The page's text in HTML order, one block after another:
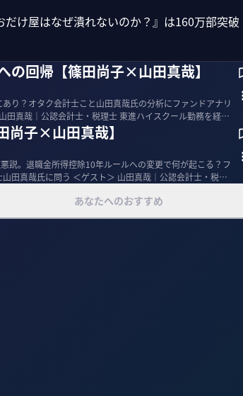
け屋はなぜ潰れないのか？』は160万部突破
の回帰【篠田尚子×山田真哉】
り？オタク会計士こと山田真哉氏の分析にファンドアナリ
尚子×山田真哉】
説。退職金所得控除10年ルールへの変更で何が起こる？フ
山田真哉｜公認会計士・税理
あなたへのおすすめ